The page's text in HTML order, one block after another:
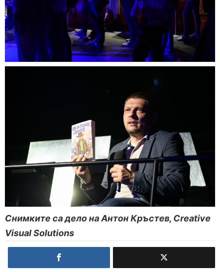
Снимките са дело на Антон Кръстев, Creative
Visual Solutions